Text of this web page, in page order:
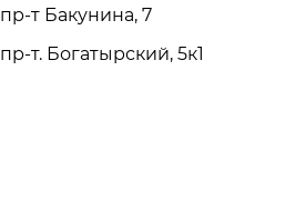
пр-т Бакунина, 7
пр-т. Богатырский, 5к1